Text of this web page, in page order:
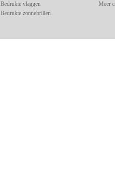
Bedrukte vlaggen
Bedrukte zonnebrillen
Meer